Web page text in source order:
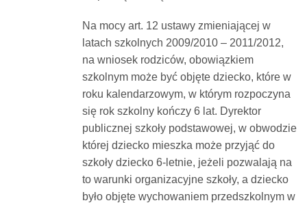
Na mocy art. 12 ustawy zmieniającej w
latach szkolnych 2009/2010 – 2011/2012,
na wniosek rodziców, obowiązkiem
szkolnym może być objęte dziecko, które w
roku kalendarzowym, w którym rozpoczyna
się rok szkolny kończy 6 lat. Dyrektor
publicznej szkoły podstawowej, w obwodzie
której dziecko mieszka może przyjąć do
szkoły dziecko 6-letnie, jeżeli pozwalają na
to warunki organizacyjne szkoły, a dziecko
było objęte wychowaniem przedszkolnym w